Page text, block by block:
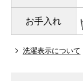
店舗で採寸
お手入れ
洗濯表示について